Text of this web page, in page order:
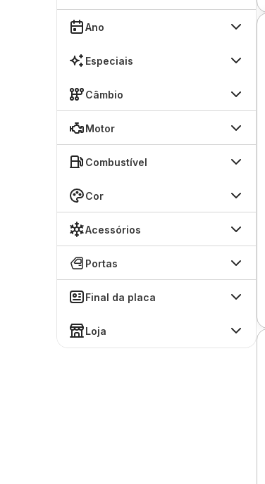
Ano
Especiais
Câmbio
Motor
Combustível
Cor
Acessórios
Portas
Final da placa
Loja